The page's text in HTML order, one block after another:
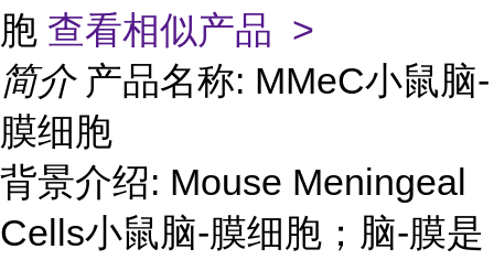
胞 查看相似产品 >
简介 产品名称: MMeC小鼠脑-
膜细胞
背景介绍: Mouse Meningeal
Cells小鼠脑-膜细胞；脑-膜是